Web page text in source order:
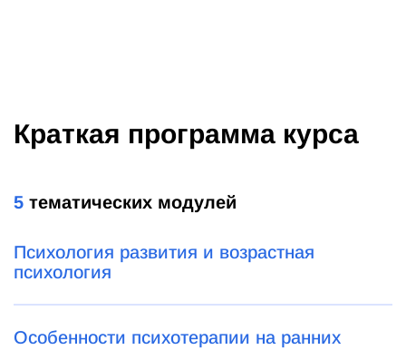
Краткая программа курса
5 тематических модулей
Психология развития и возрастная
психология
Особенности психотерапии на ранних